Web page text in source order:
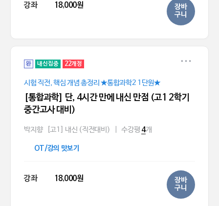
강좌 18,000원
장바
구니
완 내신집중 22개정
시험 직전, 핵심 개념 총정리 ★통합과학2 1단원★
[통합과학] 단, 4시간 만에 내신 만점 (고1 2학기
중간고사 대비)
박지향 [고1] 내신 (직전대비) 수강평 4개
OT/강의 맛보기
강좌 18,000원
장바
구니